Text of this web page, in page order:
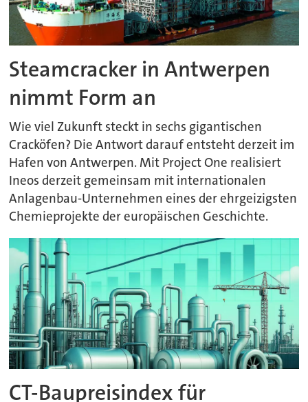
Steamcracker in Antwerpen
nimmt Form an
Wie viel Zukunft steckt in sechs gigantischen
Cracköfen? Die Antwort darauf entsteht derzeit im
Hafen von Antwerpen. Mit Project One realisiert
Ineos derzeit gemeinsam mit internationalen
Anlagenbau-Unternehmen eines der ehrgeizigsten
Chemieprojekte der europäischen Geschichte.
CT-Baupreisindex für